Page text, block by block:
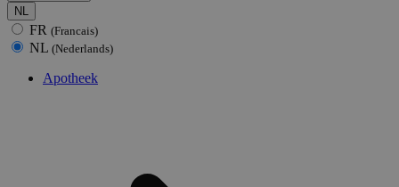
NL
FR (Francais)
NL (Nederlands)
Apotheek